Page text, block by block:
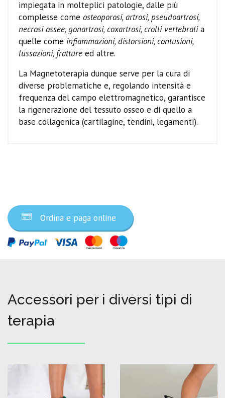
impiegata in molteplici patologie, dalle più
complesse come osteoporosi, artrosi, pseudoartrosi,
necrosi ossee, gonartrosi, coxartrosi, crolli vertebralia
quelle come infiammazioni, distorsioni, contusioni,
lussazioni, fratture ed altre.
La Magnetoterapia dunque serve per la cura di
diverse problematiche e, regolando intensità e
frequenza del campo elettromagnetico, garantisce
la rigenerazione del tessuto osseo e di quello a
base collagenica (cartilagine, tendini, legamenti).
Ordina e paga online
Accessori per i diversi tipi di
terapia